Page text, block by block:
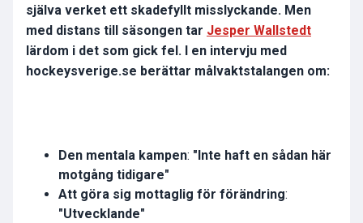
själva verket ett skadefyllt misslyckande. Men
med distans till säsongen tar Jesper Wallstedt
lärdom i det som gick fel. I en intervju med
hockeysverige.se berättar målvaktstalangen om:
Den mentala kampen: "Inte haft en sådan här
motgång tidigare"
Att göra sig mottaglig för förändring:
"Utvecklande"